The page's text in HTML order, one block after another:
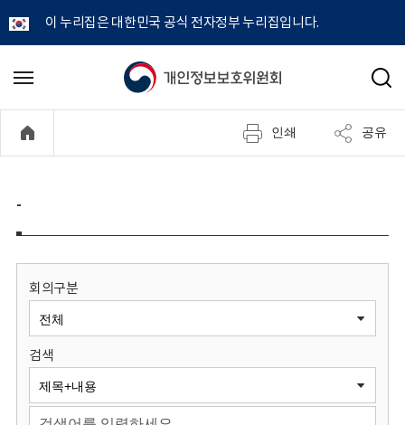
이 누리집은 대한민국 공식 전자정부 누리집입니다.
개
정
보
원
회
메
기
검
인쇄 공유
-
회의구분
검색